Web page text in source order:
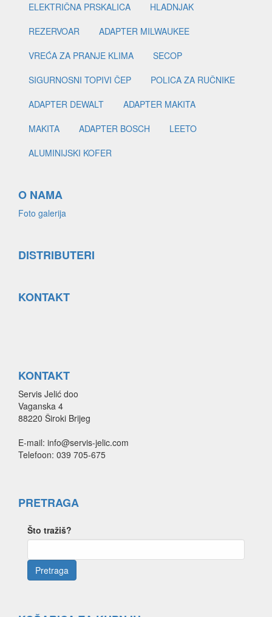
ELEKTRIČNA PRSKALICA
HLADNJAK
REZERVOAR
ADAPTER MILWAUKEE
VREĆA ZA PRANJE KLIMA
SECOP
SIGURNOSNI TOPIVI ČEP
POLICA ZA RUČNIKE
ADAPTER DEWALT
ADAPTER MAKITA
MAKITA
ADAPTER BOSCH
LEETO
ALUMINIJSKI KOFER
O NAMA
Foto galerija
DISTRIBUTERI
KONTAKT
KONTAKT
Servis Jelić doo
Vaganska 4
88220 Široki Brijeg
E-mail: info@servis-jelic.com
Telefoon: 039 705-675
PRETRAGA
Što tražiš?